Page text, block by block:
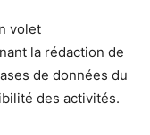
volet
la rédaction de
de données du
des activités.